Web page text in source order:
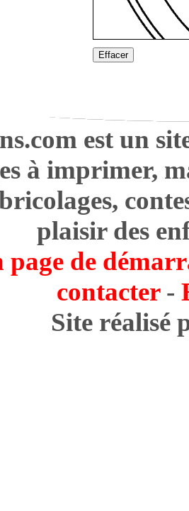
Effacer
est un
à imprimer,
plaisir des
page de
contacter-
Site réalisé